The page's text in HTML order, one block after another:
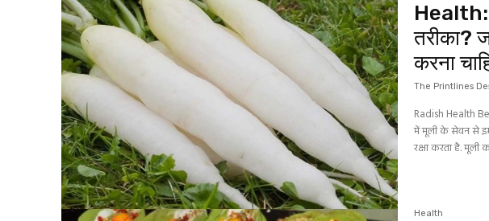
Health:
तरीका?
करना
The Printlines
Radish Health
में मूली के सेवन से
रक्षा करता है. मूली
Health